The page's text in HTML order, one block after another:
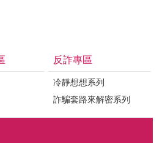
反詐專區
冷靜想想系列
詐騙套路來解密系列